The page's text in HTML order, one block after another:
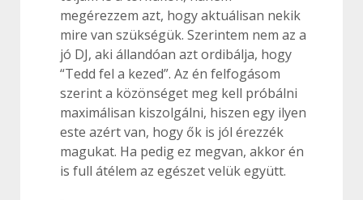
megérezzem azt, hogy aktuálisan nekik
mire van szükségük. Szerintem nem az a
jó DJ, aki állandóan azt ordibálja, hogy
“Tedd fel a kezed”. Az én felfogásom
szerint a közönséget meg kell próbálni
maximálisan kiszolgálni, hiszen egy ilyen
este azért van, hogy ők is jól érezzék
magukat. Ha pedig ez megvan, akkor én
is full átélem az egészet velük együtt.